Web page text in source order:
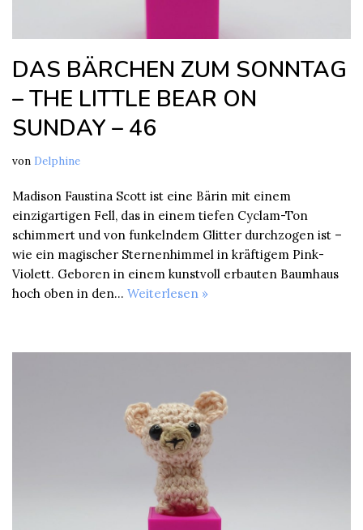
DAS BÄRCHEN ZUM SONNTAG
– THE LITTLE BEAR ON
SUNDAY – 46
von Delphine
Madison Faustina Scott ist eine Bärin mit einem
einzigartigen Fell, das in einem tiefen Cyclam-Ton
schimmert und von funkelndem Glitter durchzogen ist –
wie ein magischer Sternenhimmel in kräftigem Pink-
Violett. Geboren in einem kunstvoll erbauten Baumhaus
hoch oben in den… Weiterlesen »